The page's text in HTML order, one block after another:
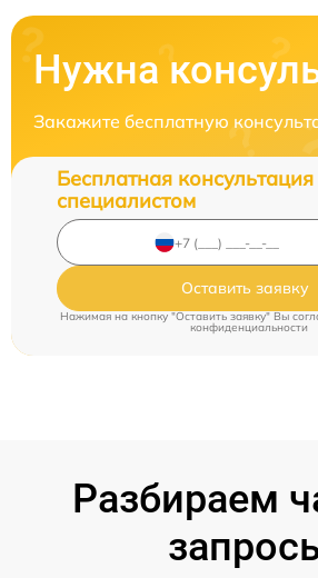
Нужна
Закажите бесплатную
Бесплатная консультация
специалистом
Оставить заявку
Нажимая на кнопку "Оставить заявку" Вы
конфиденциальности
Разбираем